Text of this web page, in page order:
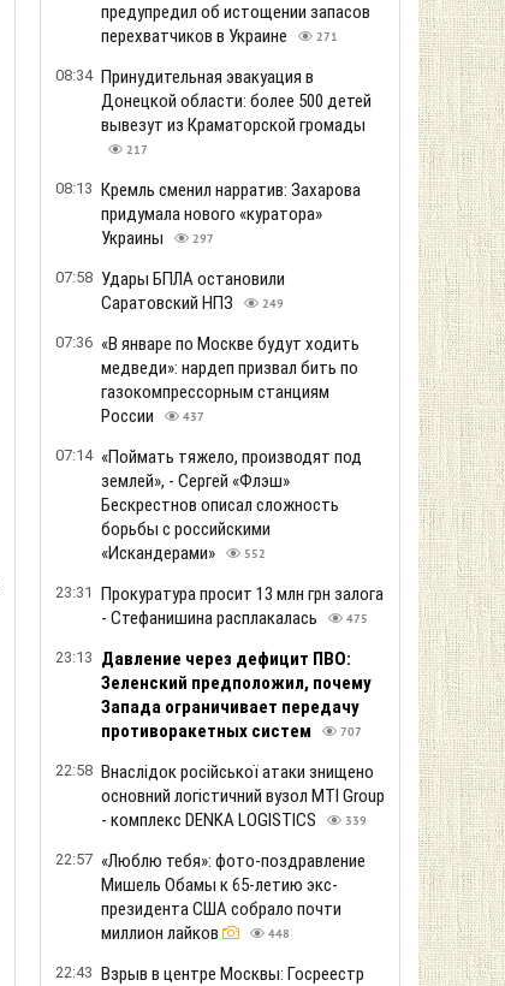
предупредил об истощении запасов
перехватчиков в Украине
271
08:34 Принудительная эвакуация в
Донецкой области: более 500 детей
вывезут из Краматорской громады
217
08:13 Кремль сменил нарратив: Захарова
придумала нового «куратора»
Украины
297
07:58 Удары БПЛА остановили
Саратовский НПЗ
249
07:36 «В январе по Москве будут ходить
медведи»: нардеп призвал бить по
газокомпрессорным станциям
России
437
07:14 «Поймать тяжело, производят под
землей», - Сергей «Флэш»
Бескрестнов описал сложность
борьбы с российскими
«Искандерами»
552
23:31 Прокуратура просит 13 млн грн залога
- Стефанишина расплакалась
475
23:13 Давление через дефицит ПВО:
Зеленский предположил, почему
Запада ограничивает передачу
противоракетных систем
707
22:58 Внаслідок російської атаки знищено
основний логістичний вузол MTI Group
- комплекс DENKA LOGISTICS
339
22:57 «Люблю тебя»: фото-поздравление
Мишель Обамы к 65-летию экс-
президента США собрало почти
миллион лайков
448
22:43 Взрыв в центре Москвы: Госреестр